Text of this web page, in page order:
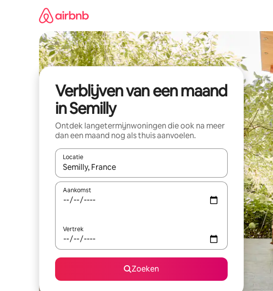
Verblijven van een maand
in Semilly
Ontdek langetermijnwoningen die ook na meer
dan een maand nog als thuis aanvoelen.
Locatie
Wanneer er suggesties beschikbaar zijn, maak je een keuze met
Aankomst
Vertrek
Zoeken